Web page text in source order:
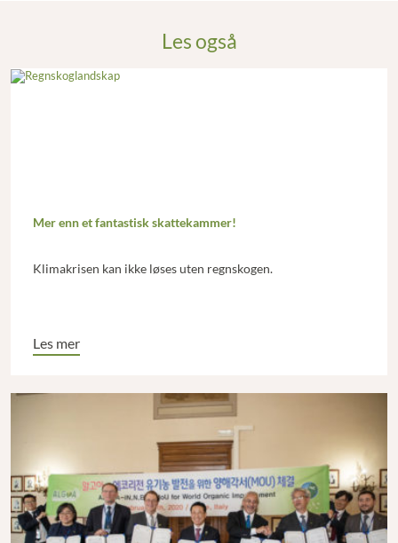
Les også
Mer enn et fantastisk skattekammer!
Klimakrisen kan ikke løses uten regnskogen.
Les mer